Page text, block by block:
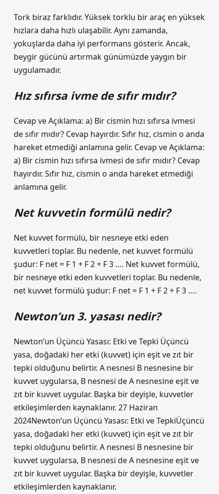
Tork biraz farklıdır. Yüksek torklu bir araç en yüksek
hızlara daha hızlı ulaşabilir. Aynı zamanda,
yokuşlarda daha iyi performans gösterir. Ancak,
beygir gücünü artırmak günümüzde yaygın bir
uygulamadır.
Hız sıfırsa ivme de sıfır mıdır?
Cevap ve Açıklama: a) Bir cismin hızı sıfırsa ivmesi
de sıfır mıdır? Cevap hayırdır. Sıfır hız, cismin o anda
hareket etmediği anlamına gelir. Cevap ve Açıklama:
a) Bir cismin hızı sıfırsa ivmesi de sıfır mıdır? Cevap
hayırdır. Sıfır hız, cismin o anda hareket etmediği
anlamına gelir.
Net kuvvetin formülü nedir?
Net kuvvet formülü, bir nesneye etki eden
kuvvetleri toplar. Bu nedenle, net kuvvet formülü
şudur: F net = F 1 + F 2 + F 3 …. Net kuvvet formülü,
bir nesneye etki eden kuvvetleri toplar. Bu nedenle,
net kuvvet formülü şudur: F net = F 1 + F 2 + F 3 ….
Newton’un 3. yasası nedir?
Newton’un Üçüncü Yasası: Etki ve Tepki Üçüncü
yasa, doğadaki her etki (kuvvet) için eşit ve zıt bir
tepki olduğunu belirtir. A nesnesi B nesnesine bir
kuvvet uygularsa, B nesnesi de A nesnesine eşit ve
zıt bir kuvvet uygular. Başka bir deyişle, kuvvetler
etkileşimlerden kaynaklanır. 27 Haziran
2024Newton’un Üçüncü Yasası: Etki ve TepkiÜçüncü
yasa, doğadaki her etki (kuvvet) için eşit ve zıt bir
tepki olduğunu belirtir. A nesnesi B nesnesine bir
kuvvet uygularsa, B nesnesi de A nesnesine eşit ve
zıt bir kuvvet uygular. Başka bir deyişle, kuvvetler
etkileşimlerden kaynaklanır.